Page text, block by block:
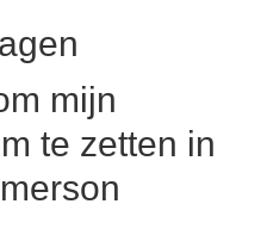
mijn
te zetten in